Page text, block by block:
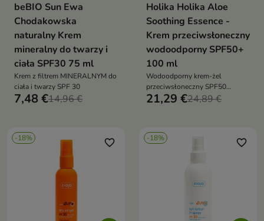
beBIO Sun Ewa
Chodakowska
naturalny Krem
mineralny do twarzy i
ciała SPF30 75 ml
Krem z filtrem MINERALNYM do
ciała i twarzy SPF 30
7,48 €14,96 €
Holika Holika Aloe
Soothing Essence -
Krem przeciwsłoneczny
wodoodporny SPF50+
100 ml
Wodoodporny krem-żel
przeciwsłoneczny SPF50
PA++++ zapewnia bardzo
liści aloesu nawilża, koi i
odświeża skórę, nie
21,29 €24,89 €
-18% favorite_border -18% favorite_border